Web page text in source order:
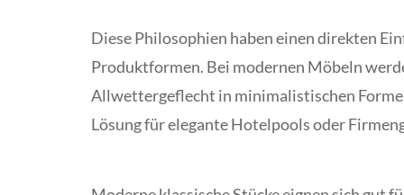
Diese Philosophien haben einen direkten
Produktformen. Bei modernen Möbeln
Allwettergeflecht in minimalistischen
Lösung für elegante Hotelpools oder